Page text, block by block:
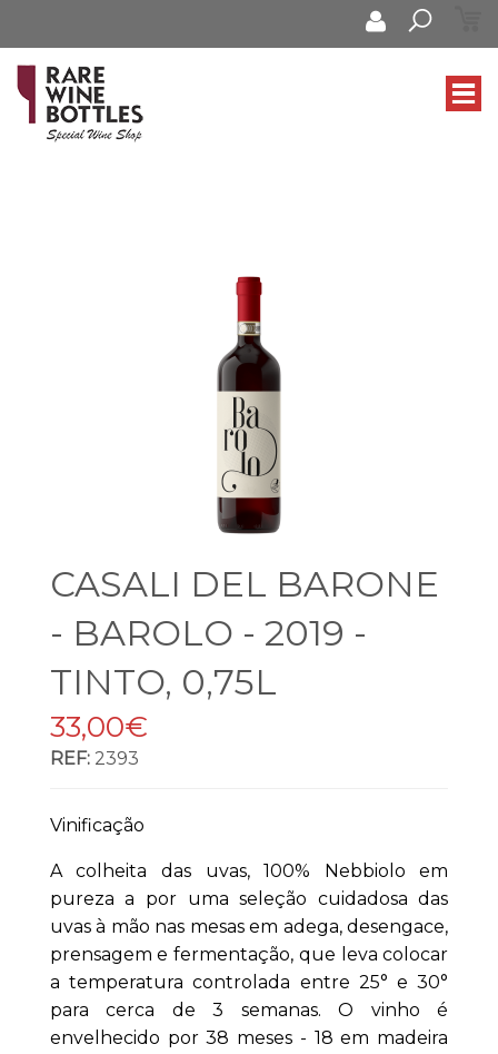
CASALI DEL BARONE
- BAROLO - 2019 -
TINTO, 0,75L
33,00€
REF: 2393
Vinificação
A colheita das uvas, 100% Nebbiolo em
pureza a por uma seleção cuidadosa das
uvas à mão nas mesas em adega, desengace,
prensagem e fermentação, que leva colocar
a temperatura controlada entre 25° e 30°
para cerca de 3 semanas. O vinho é
envelhecido por 38 meses - 18 em madeira